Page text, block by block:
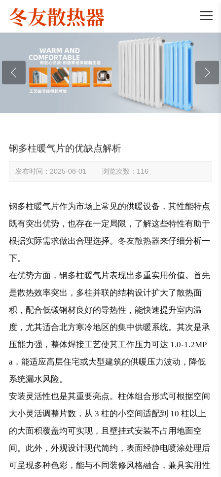

钢多柱暖气片的优缺点解析
发布时间：2025-08-01 浏览次数：116
钢多柱暖气片作为市场上常见的供暖设备，其性能特点
既有突出优势，也存在一定局限，了解这些特性有助于
根据实际需求做出合理选择。 冬友散热器来仔细分析一
下。
在优势方面，钢多柱暖气片表现出多重实用价值。首先
是散热效率突出，多柱并联的结构设计扩大了散热面
积，配合低碳钢材良好的导热性，能快速提升室内温
度，尤其适合北方寒冷地区的集中供暖系统。其次是承
压能力强，整体焊接工艺使其工作压力可达 1.0-1.2MP
a，能适应高层住宅或大型建筑的供暖压力波动，降低
系统漏水风险。
安装灵活性也是其重要亮点。柱体组合形式可根据空间
大小灵活调整片数，从 3 柱的小空间适配到 10 柱以上
的大面积覆盖均可实现，且壁挂式安装不占用地面空
间。此外，外观设计现代简约，表面经静电喷涂处理后
可呈现多种色彩，能与不同装修风格融合，兼具实用性